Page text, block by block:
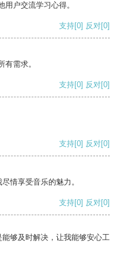
户交流学习心得。
支持[0] 反对[0]
需求。
支持[0] 反对[0]
支持[0] 反对[0]
情享受音乐的魅力。
支持[0] 反对[0]
够及时解决，让我能够安心工